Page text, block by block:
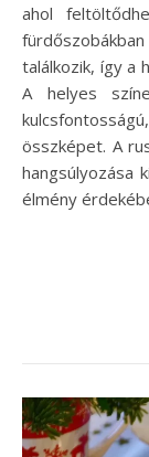
ahol
találkozik, így a
A helyes
összképet. A
hangsúlyozása
élmény